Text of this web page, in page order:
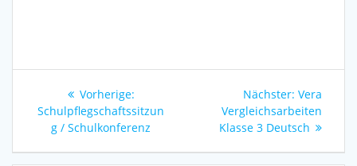
Beitragsnavigation
Vorherige:Vorheriger
Beitrag:
Schulpflegschaftssitzun
g / Schulkonferenz
Nächster: Nächster
Beitrag:
Vera
Vergleichsarbeiten
Klasse 3 Deutsch